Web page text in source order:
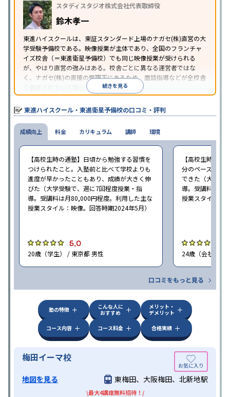
スタディスタジオ株式会社代表取締役
鈴木孝一
東進ハイスクールは、東証スタンダード上場のナガセ(株)直営の大
学受験予備校である。映像授業が主体であり、全国のフランチャ
イズ校舎（＝東進衛星予備校）でも同じ映像授業が受けられる
が、やはり直営の強みはある。校舎ごとに異なる運営者ではな
く、ナガセ(株)の直接の管理下にあるため、面談指導などが全校舎
で徹底されていて安心できる。
東進衛星予備校は、運営会社により指導方針や校舎のルールが異
なる。体験授業では、授業のみで判断するのではなく、担当者や
校舎雰囲気、校舎での合格実績などを確認すると良いだろう。
続きを見る
東進ハイスクール・東進衛星予備校の口コミ・評判
成績向上
【高校生時の通塾】日頃から勉強する習慣を
つけられたこと。入塾前と比べて学校よりも
進度が早かったこともあり、成績が大きく伸
びた（大学受験で、週に7回程度授業・指
導。受講料は月80,000円程度。利用した主な
授業スタイル：映像。回答時期2024年5月）
5.0
20歳（学生） / 東京都 男性
【高校生時の通
分のペースで進
できた（大学受
導。受講料は月
授業スタイル：
24歳（会社員<
口コミをもっと見る
料金 カリキュラム 講師 環境
塾の特徴
こんな人に
おすすめ
メリット・
デメリット
コース内容
コース料金 合格実績
梅田イーマ校
地図を見る 東梅田、大阪梅田、北新地駅
\最大4講座無料招待！/